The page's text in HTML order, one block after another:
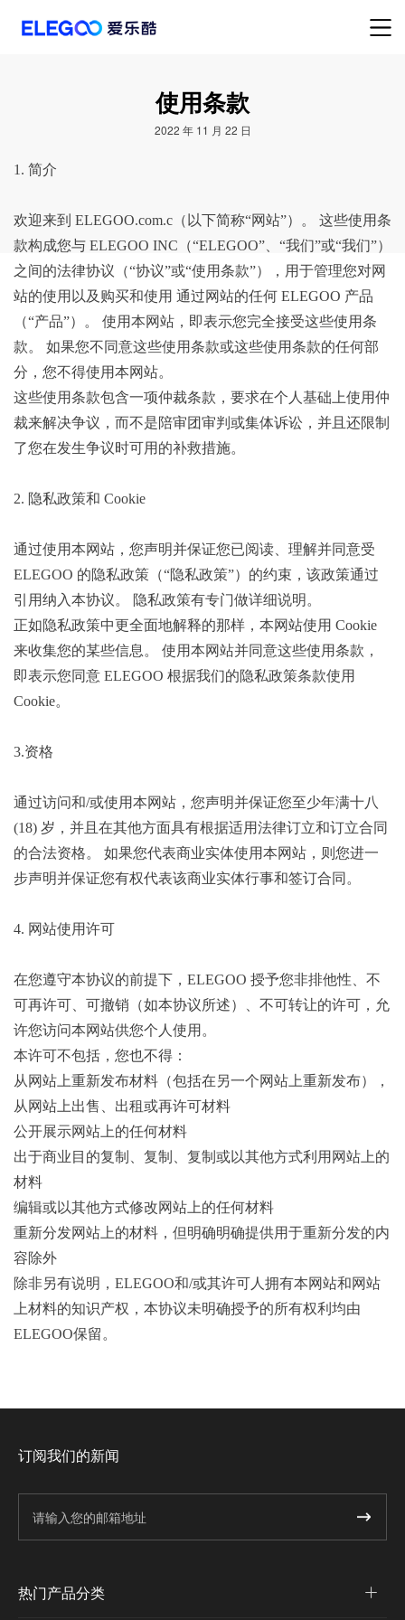
使用条款
2022 年 11 月 22 日
1. 简介
欢迎来到 ELEGOO.com.c（以下简称“网站”）。 这些使用条
款构成您与 ELEGOO INC（“ELEGOO”、“我们”或“我们”）
之间的法律协议（“协议”或“使用条款”），用于管理您对网
站的使用以及购买和使用 通过网站的任何 ELEGOO 产品
（“产品”）。 使用本网站，即表示您完全接受这些使用条
款。 如果您不同意这些使用条款或这些使用条款的任何部
分，您不得使用本网站。
这些使用条款包含一项仲裁条款，要求在个人基础上使用仲
裁来解决争议，而不是陪审团审判或集体诉讼，并且还限制
了您在发生争议时可用的补救措施。
2. 隐私政策和 Cookie
通过使用本网站，您声明并保证您已阅读、理解并同意受
ELEGOO 的隐私政策（“隐私政策”）的约束，该政策通过
引用纳入本协议。 隐私政策有专门做详细说明。
正如隐私政策中更全面地解释的那样，本网站使用 Cookie
来收集您的某些信息。 使用本网站并同意这些使用条款，
即表示您同意 ELEGOO 根据我们的隐私政策条款使用
Cookie。
3.资格
通过访问和/或使用本网站，您声明并保证您至少年满十八
(18) 岁，并且在其他方面具有根据适用法律订立和订立合同
的合法资格。 如果您代表商业实体使用本网站，则您进一
步声明并保证您有权代表该商业实体行事和签订合同。
4. 网站使用许可
在您遵守本协议的前提下，ELEGOO 授予您非排他性、不
可再许可、可撤销（如本协议所述）、不可转让的许可，允
许您访问本网站供您个人使用。
本许可不包括，您也不得：
从网站上重新发布材料（包括在另一个网站上重新发布），
从网站上出售、出租或再许可材料
公开展示网站上的任何材料
出于商业目的复制、复制、复制或以其他方式利用网站上的
材料
编辑或以其他方式修改网站上的任何材料
重新分发网站上的材料，但明确明确提供用于重新分发的内
容除外
除非另有说明，ELEGOO和/或其许可人拥有本网站和网站
上材料的知识产权，本协议未明确授予的所有权利均由
ELEGOO保留。
订阅我们的新闻
热门产品分类